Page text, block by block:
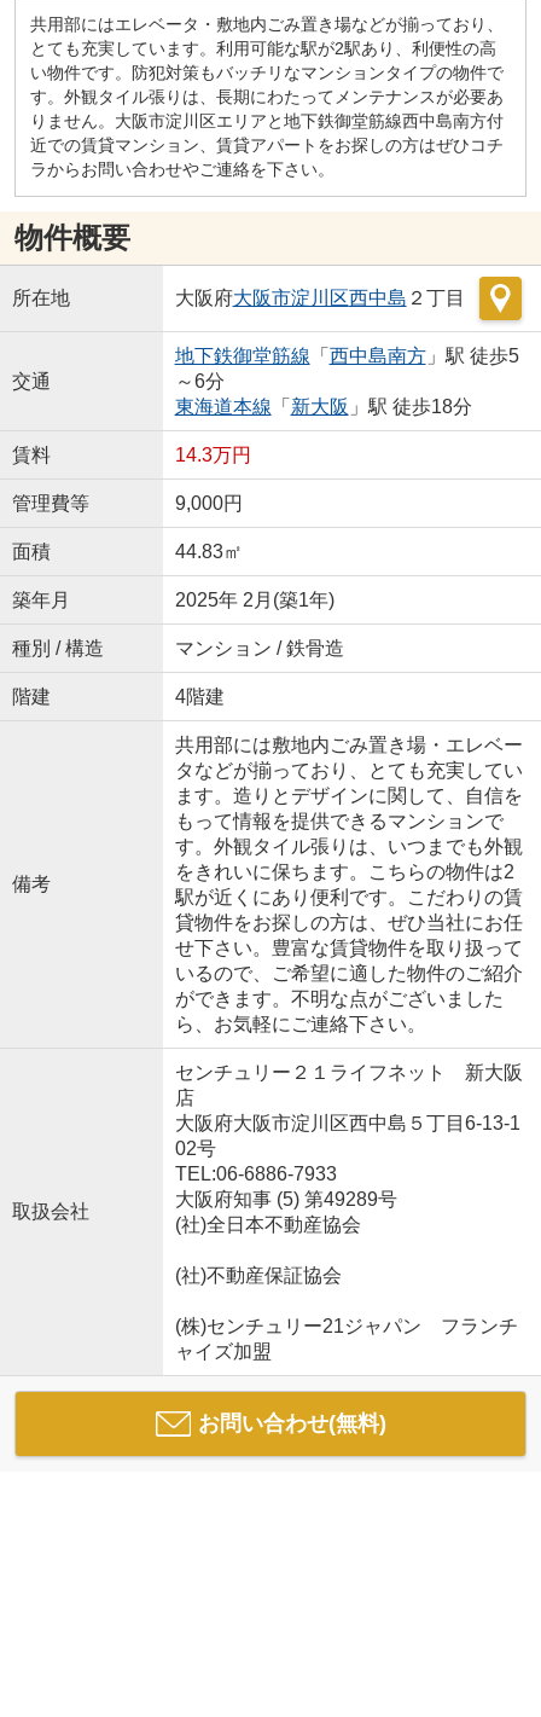
共用部にはエレベータ・敷地内ごみ置き場などが揃っており、
とても充実しています。利用可能な駅が2駅あり、利便性の高
い物件です。防犯対策もバッチリなマンションタイプの物件で
す。外観タイル張りは、長期にわたってメンテナンスが必要あ
りません。大阪市淀川区エリアと地下鉄御堂筋線西中島南方付
近での賃貸マンション、賃貸アパートをお探しの方はぜひコチ
ラからお問い合わせやご連絡を下さい。
物件概要
所在地 大阪府大阪市淀川区西中島 ２丁目
交通
地下鉄御堂筋線 「 西中島南方」駅 徒歩5
～6分
東海道本線 「 新大阪 」駅 徒歩18分
賃料 14.3万円
管理費等 9,000円
面積 44.83㎡
築年月 2025年 2月(築1年)
種別 / 構造 マンション / 鉄骨造
階建 4階建
備考
共用部には敷地内ごみ置き場・エレベー
タなどが揃っており、とても充実してい
ます。造りとデザインに関して、自信を
もって情報を提供できるマンションで
す。外観タイル張りは、いつまでも外観
をきれいに保ちます。こちらの物件は2
駅が近くにあり便利です。こだわりの賃
貸物件をお探しの方は、ぜひ当社にお任
せ下さい。豊富な賃貸物件を取り扱って
いるので、ご希望に適した物件のご紹介
ができます。不明な点がございました
ら、お気軽にご連絡下さい。
取扱会社
センチュリー２１ライフネット 新大阪
店
大阪府大阪市淀川区西中島５丁目6-13-1
02号
TEL:06-6886-7933
大阪府知事 (5) 第49289号
(社)全日本不動産協会
(社)不動産保証協会
(株)センチュリー21ジャパン フランチ
ャイズ加盟
お問い合わせ(無料)